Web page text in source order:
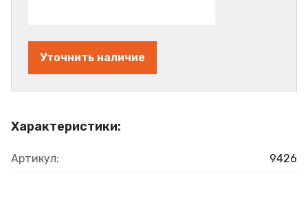
Характеристики:
Артикул: 9426
Уточнить наличие